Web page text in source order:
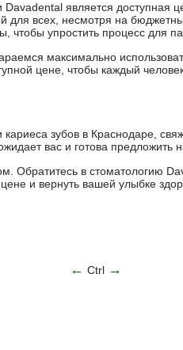
является доступная
для всех, несмотря на
упростить процесс для
максимально
цене, чтобы каждый
зубов в Краснодаре,
вас и готова предложить
Обратитесь в стоматологию
и вернуть вашей улыбке
← Ctrl →